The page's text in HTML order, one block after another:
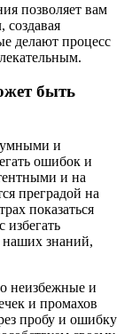
позволяет вам
создавая
делают процесс
быть
умными и
ошибок и
и на
преградой на
показаться
избегать
наших знаний,
неизбежные и
и промахов
пробу и ошибку